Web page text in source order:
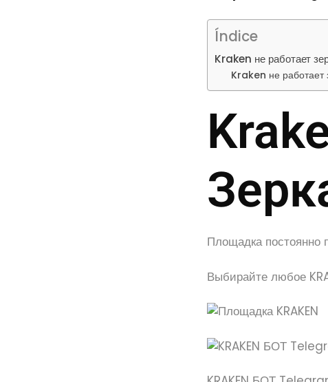
Índice
Kraken не работает
Kraken не
Площадка постоянно
Выбирайте любое